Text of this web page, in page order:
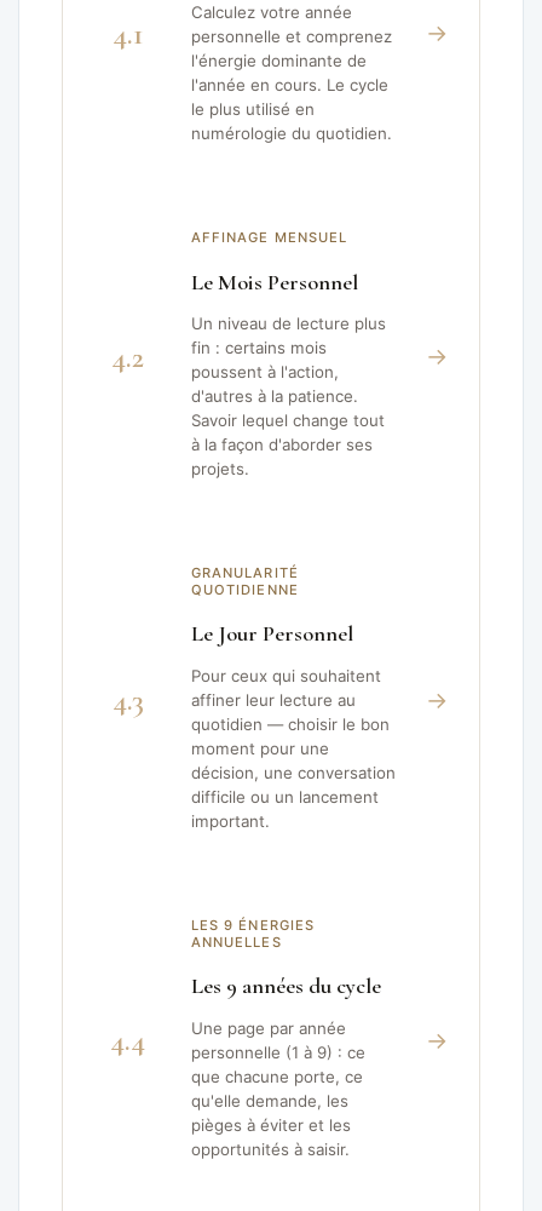
4.1
Calculez votre année
personnelle et comprenez
l'énergie dominante de
l'année en cours. Le cycle
le plus utilisé en
numérologie du quotidien.
→
4.2
AFFINAGE MENSUEL
Le Mois Personnel
Un niveau de lecture plus
fin : certains mois
poussent à l'action,
d'autres à la patience.
Savoir lequel change tout
à la façon d'aborder ses
projets.
→
4.3
GRANULARITÉ
QUOTIDIENNE
Le Jour Personnel
Pour ceux qui souhaitent
affiner leur lecture au
quotidien — choisir le bon
moment pour une
décision, une conversation
difficile ou un lancement
important.
→
4.4
LES 9 ÉNERGIES
ANNUELLES
Les 9 années du cycle
Une page par année
personnelle (1 à 9) : ce
que chacune porte, ce
qu'elle demande, les
pièges à éviter et les
opportunités à saisir.
→